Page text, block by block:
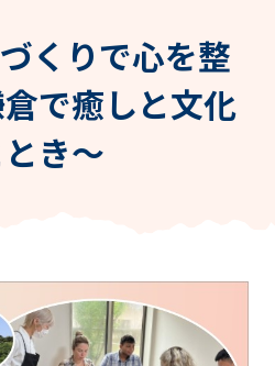
くりで心を整
で癒しと文化
き～